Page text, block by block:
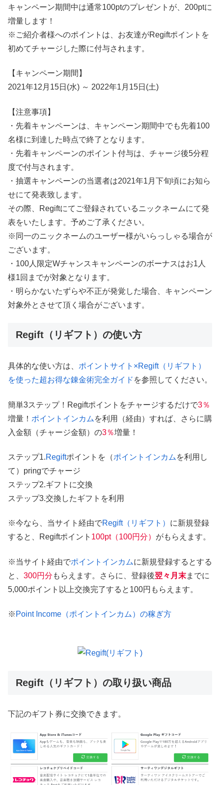
キャンペーン期間中は通常100ptのプレゼントが、200ptに
増量します！
※ご紹介者様へのポイントは、お友達がRegiftポイントを
初めてチャージした際に付与されます。
【キャンペーン期間】
2021年12月15日(水) ～ 2022年1月15日(土)
【注意事項】
・先着キャンペーンは、キャンペーン期間中でも先着100
名様に到達した時点で終了となります。
・先着キャンペーンのポイント付与は、チャージ後5分程
度で付与されます。
・抽選キャンペーンの当選者は2021年1月下旬頃にお知ら
せにて発表致します。
その際、Regiftにてご登録されているニックネームにて発
表をいたします。予めご了承ください。
※同一のニックネームのユーザー様がいらっしゃる場合が
ございます。
・100人限定Wチャンスキャンペーンのボーナスはお1人
様1回までが対象となります。
・明らかないたずらや不正が発覚した場合、キャンペーン
対象外とさせて頂く場合がございます。
Regift（リギフト）の使い方
具体的な使い方は、 ポイントサイト×Regift（リギフト）
を使った超お得な錬金術完全ガイド を参照してください。
簡単3ステップ！Regiftポイントをチャージするだけで3％
増量！ ポイントインカム を利用（経由）すれば、さらに購
入金額（チャージ金額）の3％増量！
ステップ1.Regiftポイントを（ポイントインカム を利用し
て）pringでチャージ
ステップ2.ギフトに交換
ステップ3.交換したギフトを利用
※今なら、当サイト経由でRegift（リギフト） に新規登録
すると、Regiftポイント 100pt（100円分） がもらえます。
※当サイト経由でポイントインカムに新規登録するとする
と、 300円分 もらえます。さらに、登録後翌々月末までに
5,000ポイント以上交換完了すると100円もらえます。
※ Point Income（ポイントインカム）の稼ぎ方
Regift（リギフト）の取り扱い商品
下記のギフト券に交換できます。